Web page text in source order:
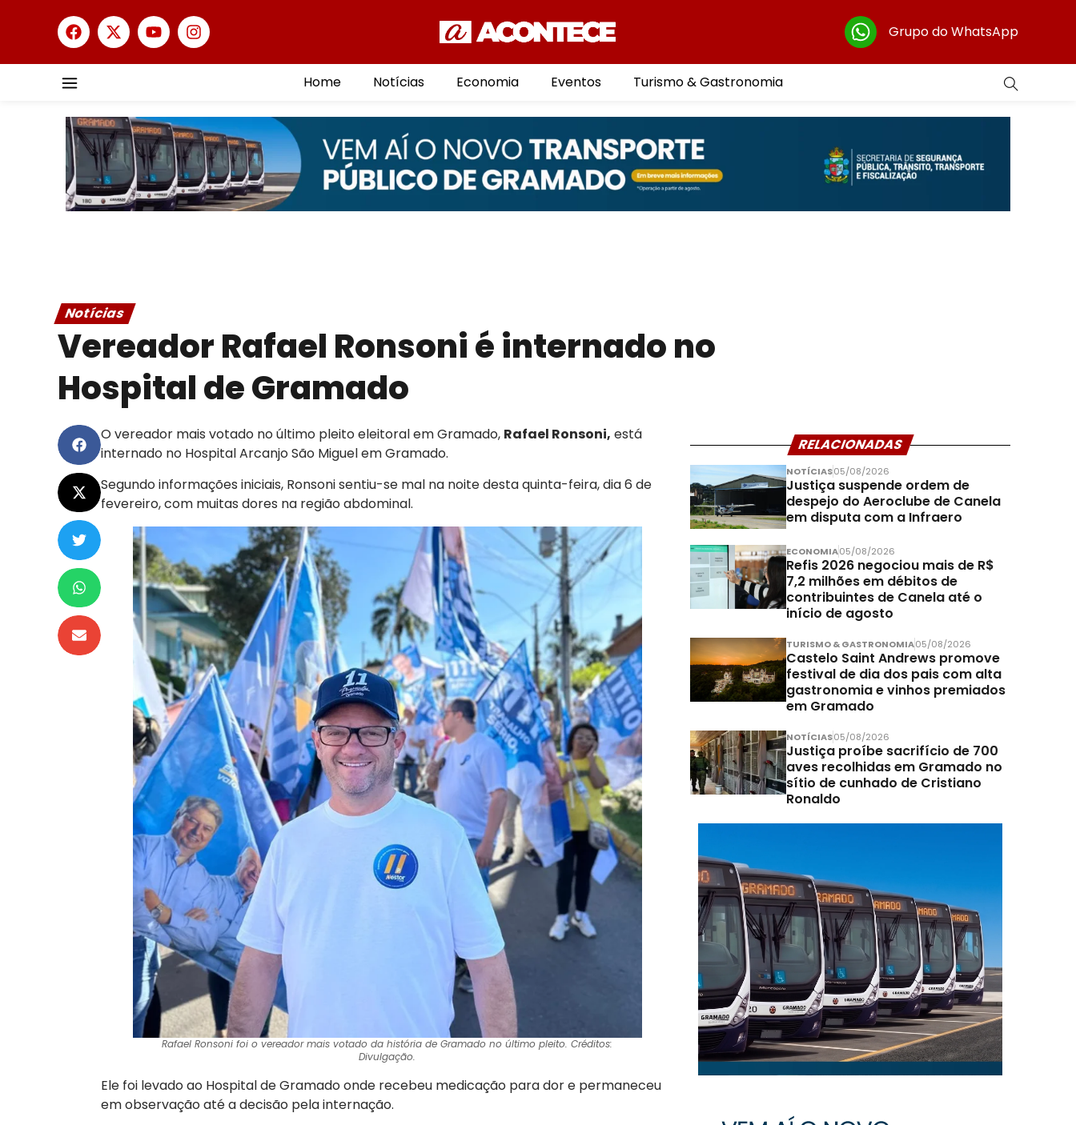
Grupo do WhatsApp
Home Notícias Economia Eventos Turismo & Gastronomia
Notícias
Vereador Rafael Ronsoni é internado no
Hospital de Gramado
O vereador mais votado no último pleito eleitoral em Gramado, Rafael Ronsoni, está
internado no Hospital Arcanjo São Miguel em Gramado.
Segundo informações iniciais, Ronsoni sentiu-se mal na noite desta quinta-feira, dia 6 de
fevereiro, com muitas dores na região abdominal.
Rafael Ronsoni foi o vereador mais votado da história de Gramado no último pleito. Créditos:
Divulgação.
Ele foi levado ao Hospital de Gramado onde recebeu medicação para dor e permaneceu
em observação até a decisão pela internação.
RELACIONADAS
NOTÍCIAS05/08/2026
Justiça suspende ordem de
despejo do Aeroclube de Canela
em disputa com a Infraero
ECONOMIA05/08/2026
Refis 2026 negociou mais de R$
7,2 milhões em débitos de
contribuintes de Canela até o
início de agosto
TURISMO & GASTRONOMIA05/08/2026
Castelo Saint Andrews promove
festival de dia dos pais com alta
gastronomia e vinhos premiados
em Gramado
NOTÍCIAS05/08/2026
Justiça proíbe sacrifício de 700
aves recolhidas em Gramado no
sítio de cunhado de Cristiano
Ronaldo